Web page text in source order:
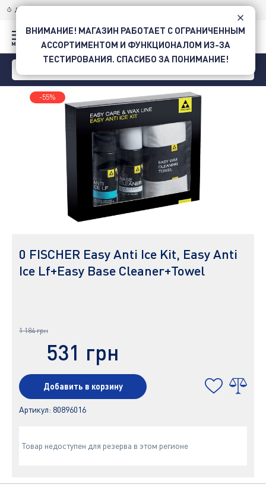
ДОСТАВКА ПО УКРАИНЕ
-55%
0 FISCHER Easy Anti Ice Kit, Easy Anti
Ice Lf+Easy Base Cleaner+Towel
1 184 грн
531 грн
Добавить в корзину
Артикул: 80896016
Товар недоступен для резерва в этом регионе
ВНИМАНИЕ! МАГАЗИН РАБОТАЕТ С ОГРАНИЧЕННЫМ
АССОРТИМЕНТОМ И ФУНКЦИОНАЛОМ ИЗ-ЗА
ТЕСТИРОВАНИЯ. СПАСИБО ЗА ПОНИМАНИЕ!